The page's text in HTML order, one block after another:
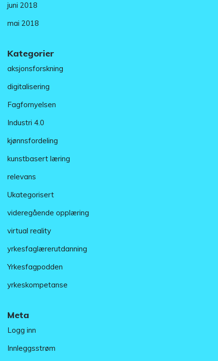
juni 2018
mai 2018
Kategorier
aksjonsforskning
digitalisering
Fagfornyelsen
Industri 4.0
kjønnsfordeling
kunstbasert læring
relevans
Ukategorisert
videregående opplæring
virtual reality
yrkesfaglærerutdanning
Yrkesfagpodden
yrkeskompetanse
Meta
Logg inn
Innleggsstrøm